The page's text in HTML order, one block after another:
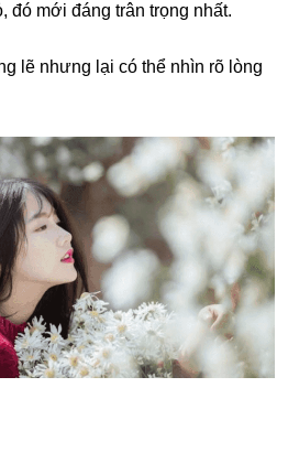
đó mới đáng trân trọng nhất.
lẽ nhưng lại có thể nhìn rõ lòng